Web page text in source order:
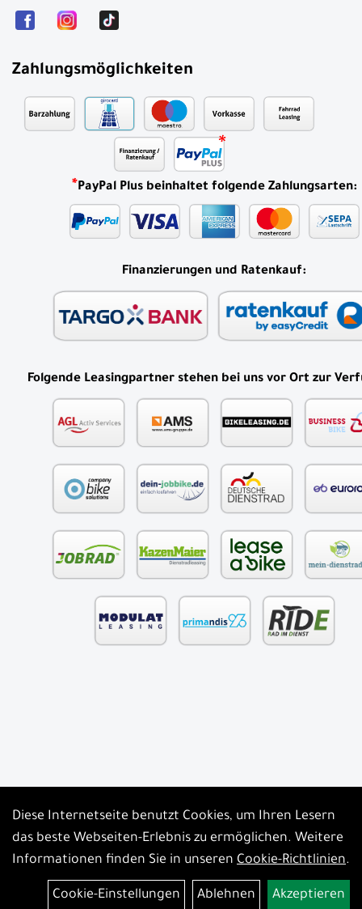
Zahlungsmöglichkeiten
*PayPal Plus beinhaltet folgende Zahlungsarten:
Finanzierungen und Ratenkauf:
Folgende Leasingpartner stehen bei uns vor Ort zur
Diese Internetseite benutzt Cookies, um Ihren Lesern
das beste Webseiten-Erlebnis zu ermöglichen. Weitere
Informationen finden Sie in unseren Cookie-Richtlinien.
Cookie-Einstellungen Ablehnen Akzeptieren
Auftrag widerrufen